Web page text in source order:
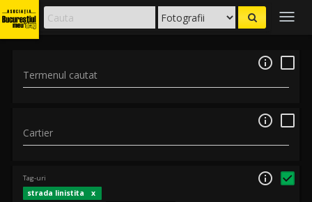
Termenul cautat

Cartier

strada linistita
Tag-uri 